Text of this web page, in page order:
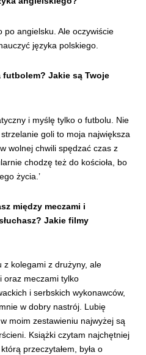
po angielsku. Ale oczywiście
języka polskiego.
Jakie są Twoje
i myślę tylko o futbolu. Nie
goli to moja największa
wolnej chwili spędzać czas z
chodzę też do kościoła, bo
życia.’
między meczami i
Jakie filmy
z kolegami z drużyny, ale
oraz meczami tylko
i serbskich wykonawców,
w dobry nastrój. Lubię
moim zestawieniu najwyżej są
Książki czytam najchętniej
przeczytałem, była o